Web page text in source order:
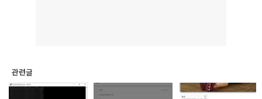
관련글